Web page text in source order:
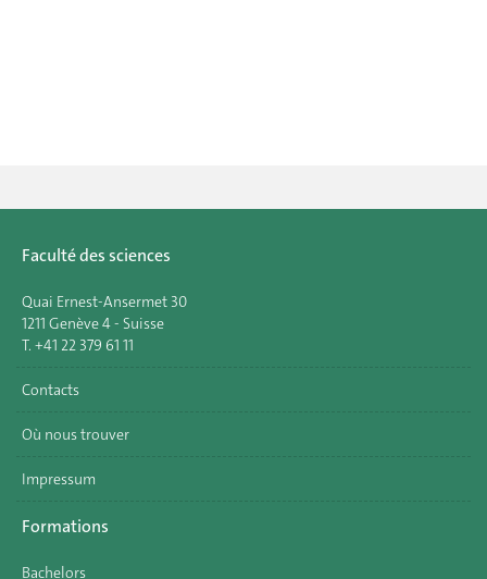
Faculté des sciences
Quai Ernest-Ansermet 30
1211 Genève 4 - Suisse
T. +41 22 379 61 11
Contacts
Où nous trouver
Impressum
Formations
Bachelors